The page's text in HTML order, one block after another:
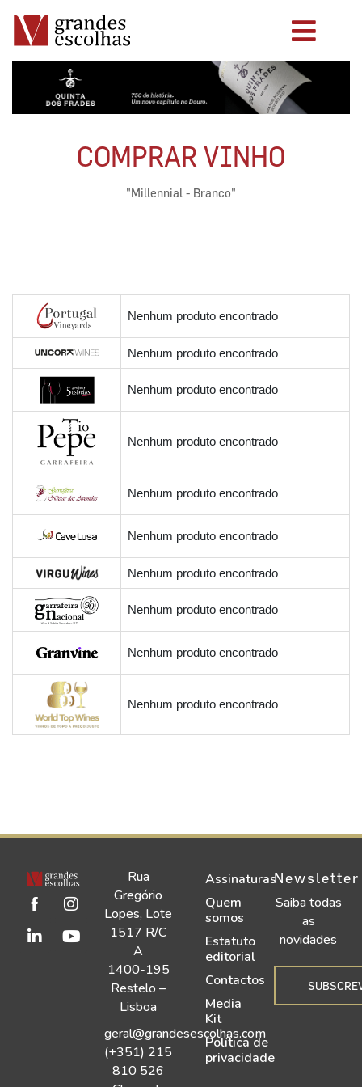
COMPRAR VINHO
"Millennial - Branco"
Nenhum produto encontrado
Nenhum produto encontrado
Nenhum produto encontrado
Nenhum produto encontrado
Nenhum produto encontrado
Nenhum produto encontrado
Nenhum produto encontrado
Nenhum produto encontrado
Nenhum produto encontrado
Nenhum produto encontrado
Rua
Gregório
Lopes, Lote
1517 R/C
A
1400-195
Restelo –
Lisboa
geral@grandesescolhas.com
(+351) 215
810 526
Assinaturas
Quem
somos
Estatuto
editorial
Contactos
Media
Kit
Política de
privacidade
Newsletter
Saiba todas
as
novidades